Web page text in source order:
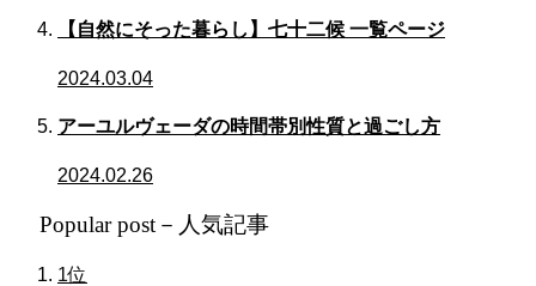
【自然にそった暮らし】七十二候 一覧ページ
2024.03.04
アーユルヴェーダの時間帯別性質と過ごし方
2024.02.26
Popular post－人気記事
1位